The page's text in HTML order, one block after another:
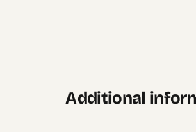
Additional